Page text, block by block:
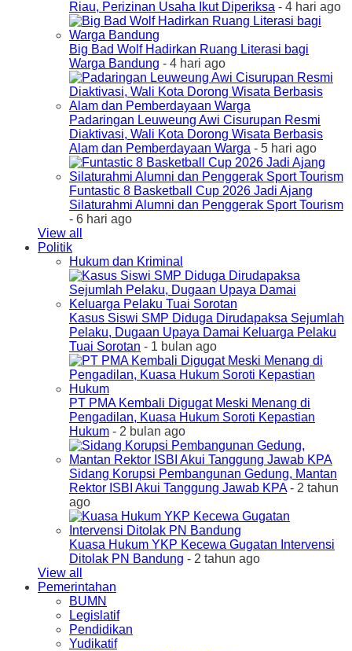
Riau, Perizinan Usaha Ikut Diperiksa - 4 hari ago
Big Bad Wolf Hadirkan Ruang Literasi bagi
Warga Bandung - 4 hari ago
Padaringan Leuweung Awi Cisurupan Resmi
Diaktivasi, Wali Kota Dorong Wisata Berbasis
Alam dan Pemberdayaan Warga - 5 hari ago
Funtastic 8 Basketball Cup 2026 Jadi Ajang
Silaturahmi Alumni dan Penggerak Sport Tourism
- 6 hari ago
View all
Politik
Hukum dan Kriminal
Kasus Siswi SMP Diduga Dirudapaksa Sejumlah
Pelaku, Dugaan Upaya Damai Keluarga Pelaku
Tuai Sorotan - 1 bulan ago
PT PMA Kembali Digugat Meski Menang di
Pengadilan, Kuasa Hukum Soroti Kepastian
Hukum - 2 bulan ago
Sidang Korupsi Pembangunan Gedung, Mantan
Rektor ISBI Akui Tanggung Jawab KPA- 2 tahun
ago
Kuasa Hukum YKP Kecewa Gugatan Intervensi
Ditolak PN Bandung - 2 tahun ago
View all
Pemerintahan
BUMN
Legislatif
Pendidikan
Yudikatif